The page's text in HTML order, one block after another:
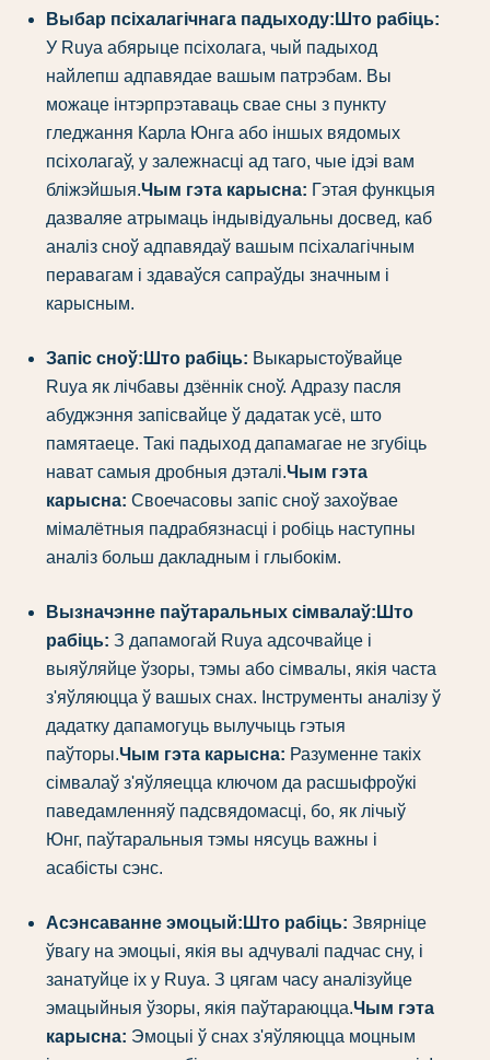
Выбар псіхалагічнага падыходу: Што рабіць:
У Ruya абярыце псіхолага, чый падыход
найлепш адпавядае вашым патрэбам. Вы
можаце інтэрпрэтаваць свае сны з пункту
гледжання Карла Юнга або іншых вядомых
псіхолагаў, у залежнасці ад таго, чые ідэі вам
бліжэйшыя.Чым гэта карысна: Гэтая функцыя
дазваляе атрымаць індывідуальны досвед, каб
аналіз сноў адпавядаў вашым псіхалагічным
перавагам і здаваўся сапраўды значным і
карысным.
Запіс сноў: Што рабіць: Выкарыстоўвайце
Ruya як лічбавы дзённік сноў. Адразу пасля
абуджэння запісвайце ў дадатак усё, што
памятаеце. Такі падыход дапамагае не згубіць
нават самыя дробныя дэталі.Чым гэта
карысна: Своечасовы запіс сноў захоўвае
мімалётныя падрабязнасці і робіць наступны
аналіз больш дакладным і глыбокім.
Вызначэнне паўтаральных сімвалаў: Што
рабіць: З дапамогай Ruya адсочвайце і
выяўляйце ўзоры, тэмы або сімвалы, якія часта
з'яўляюцца ў вашых снах. Інструменты аналізу ў
дадатку дапамогуць вылучыць гэтыя
паўторы.Чым гэта карысна: Разуменне такіх
сімвалаў з'яўляецца ключом да расшыфроўкі
паведамленняў падсвядомасці, бо, як лічыў
Юнг, паўтаральныя тэмы нясуць важны і
асабісты сэнс.
Асэнсаванне эмоцый: Што рабіць: Звярніце
ўвагу на эмоцыі, якія вы адчувалі падчас сну, і
занатуйце іх у Ruya. З цягам часу аналізуйце
эмацыйныя ўзоры, якія паўтараюцца.Чым гэта
карысна: Эмоцыі ў снах з'яўляюцца моцным